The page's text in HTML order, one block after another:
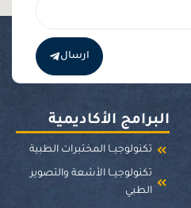
ارسال
البرامج الأكاديمية
تكنولوجيــا المختبرات الطبية
تكنولوجيــا الأشعة والتصوير
الطبي